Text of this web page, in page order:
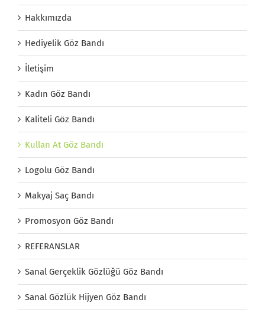
Hakkımızda
Hediyelik Göz Bandı
İletişim
Kadın Göz Bandı
Kaliteli Göz Bandı
Kullan At Göz Bandı
Logolu Göz Bandı
Makyaj Saç Bandı
Promosyon Göz Bandı
REFERANSLAR
Sanal Gerçeklik Gözlüğü Göz Bandı
Sanal Gözlük Hijyen Göz Bandı